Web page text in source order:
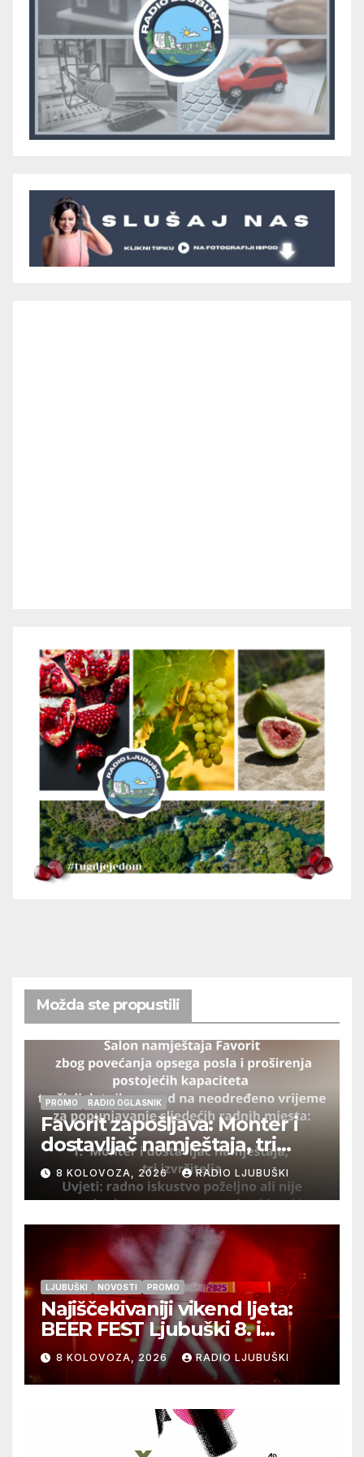
Možda ste propustili
PROMO RADIO OGLASNIK
Favorit zapošljava: Monter i
dostavljač namještaja, tri
izvršitelja
8 KOLOVOZA, 2026 RADIO LJUBUŠKI
LJUBUŠKI NOVOSTI PROMO
Najiščekivaniji vikend ljeta:
BEER FEST Ljubuški 8. i
9.kolovoza
8 KOLOVOZA, 2026 RADIO LJUBUŠKI